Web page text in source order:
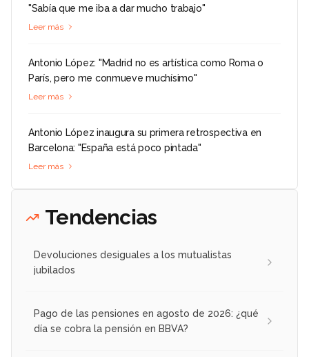
"Sabía que me iba a dar mucho trabajo"
Leer más
Antonio López: "Madrid no es artística como Roma o
París, pero me conmueve muchísimo"
Leer más
Antonio López inaugura su primera retrospectiva en
Barcelona: "España está poco pintada"
Leer más
Tendencias
Devoluciones desiguales a los mutualistas
jubilados
Pago de las pensiones en agosto de 2026: ¿qué
día se cobra la pensión en BBVA?